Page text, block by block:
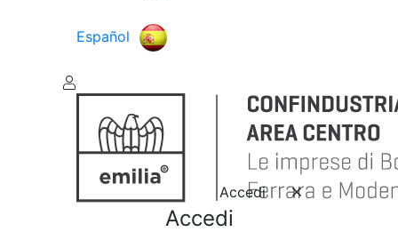
Español
Accedi
Accedi